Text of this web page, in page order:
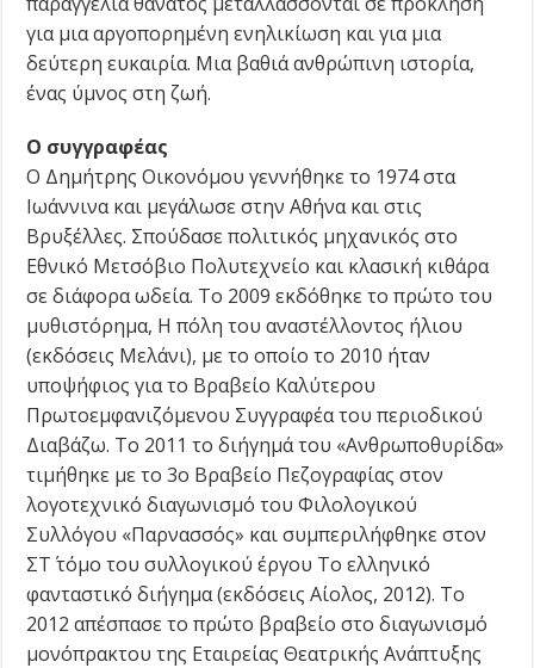
για μια αργοπορημένη ενηλικίωση και για μια
δεύτερη ευκαιρία. Μια βαθιά ανθρώπινη ιστορία,
ένας ύμνος στη ζωή.
Ο συγγραφέας
Ο Δημήτρης Οικονόμου γεννήθηκε το 1974 στα
Ιωάννινα και μεγάλωσε στην Αθήνα και στις
Βρυξέλλες. Σπούδασε πολιτικός μηχανικός στο
Εθνικό Μετσόβιο Πολυτεχνείο και κλασική κιθάρα
σε διάφορα ωδεία. Το 2009 εκδόθηκε το πρώτο του
μυθιστόρημα, Η πόλη του αναστέλλοντος ήλιου
(εκδόσεις Μελάνι), με το οποίο το 2010 ήταν
υποψήφιος για το Βραβείο Καλύτερου
Πρωτοεμφανιζόμενου Συγγραφέα του περιοδικού
Διαβάζω. Το 2011 το διήγημά του «Ανθρωποθυρίδα»
τιμήθηκε με το 3ο Βραβείο Πεζογραφίας στον
λογοτεχνικό διαγωνισμό του Φιλολογικού
Συλλόγου «Παρνασσός» και συμπεριλήφθηκε στον
ΣΤ΄ τόμο του συλλογικού έργου Το ελληνικό
φανταστικό διήγημα (εκδόσεις Αίολος, 2012). Το
2012 απέσπασε το πρώτο βραβείο στο διαγωνισμό
μονόπρακτου της Εταιρείας Θεατρικής Ανάπτυξης